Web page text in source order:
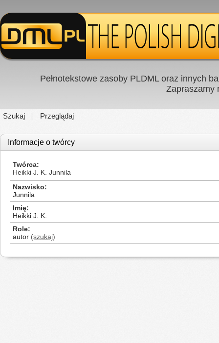
Pełnotekstowe zasoby PLDML oraz innych
Zapraszamy
Szukaj Przeglądaj
Informacje o twórcy
Twórca
Heikki J. K. Junnila
Nazwisko
Junnila
Imię
Heikki J. K.
Role
autor (szukaj)